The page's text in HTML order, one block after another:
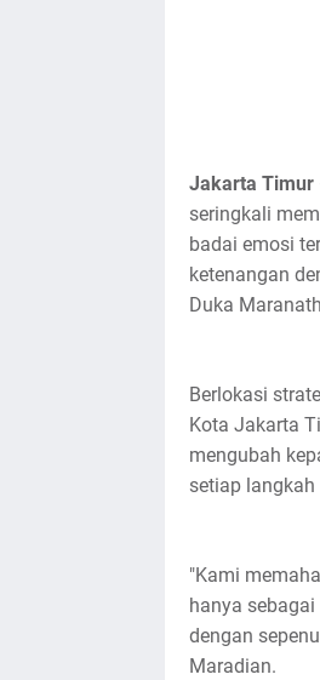
Jakarta Timur
seringkali
badai emosi
ketenangan
Duka
Berlokasi
Kota Jakarta
mengubah
setiap langkah
"Kami
hanya
dengan
Maradian.